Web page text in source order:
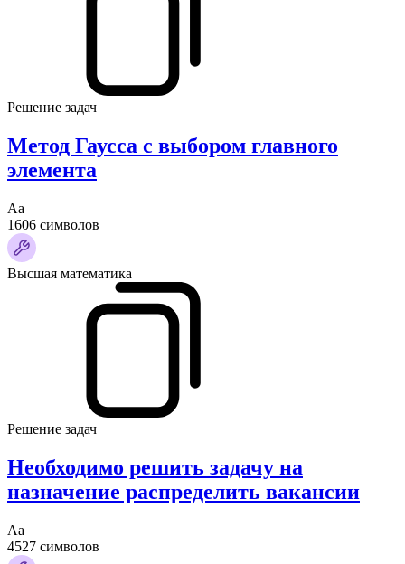
Решение задач
Метод Гаусса с выбором главного
элемента
Аа
1606 символов
Высшая математика
Решение задач
Необходимо решить задачу на
назначение распределить вакансии
Аа
4527 символов